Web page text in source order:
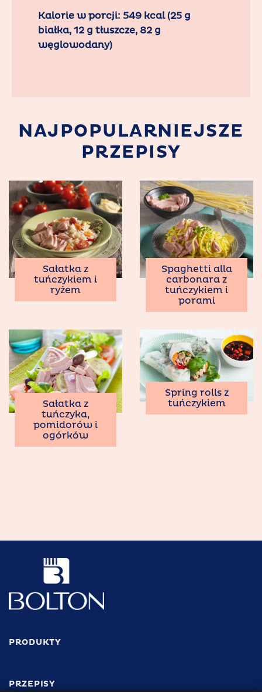
Kalorie w porcji: 549 kcal (25 g
białka, 12 g tłuszcze, 82 g
węglowodany)
NAJPOPULARNIEJSZE
PRZEPISY
Sałatka z
tuńczykiem i
ryżem
Spaghetti alla
carbonara z
tuńczykiem i
porami
Sałatka z
tuńczyka,
pomidorów i
ogórków
Spring rolls z
tuńczykiem
PRODUKTY
PRZEPISY